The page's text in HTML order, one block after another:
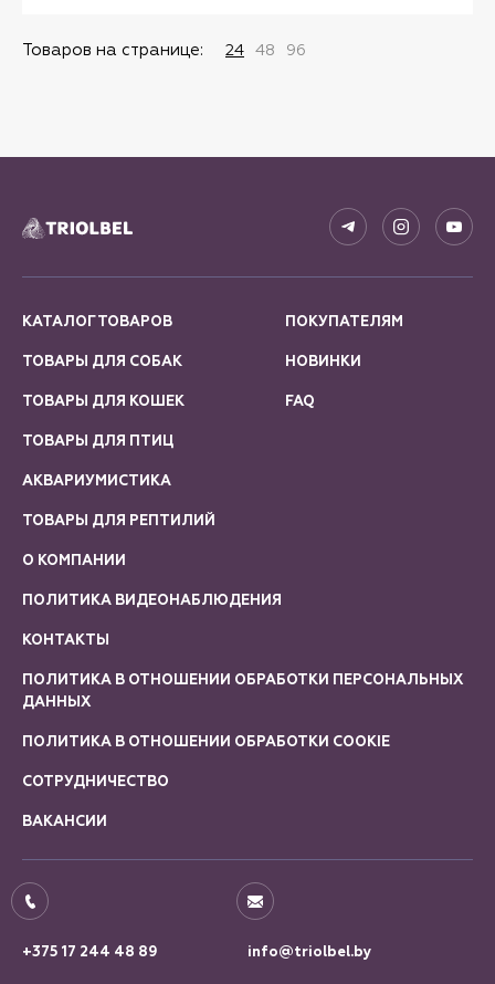
Товаров на странице: 24 48 96
КАТАЛОГ ТОВАРОВ
ТОВАРЫ ДЛЯ СОБАК
ТОВАРЫ ДЛЯ КОШЕК
ТОВАРЫ ДЛЯ ПТИЦ
АКВАРИУМИСТИКА
ТОВАРЫ ДЛЯ РЕПТИЛИЙ
ПОКУПАТЕЛЯМ
НОВИНКИ
FAQ
О КОМПАНИИ
ПОЛИТИКА ВИДЕОНАБЛЮДЕНИЯ
КОНТАКТЫ
ПОЛИТИКА В ОТНОШЕНИИ ОБРАБОТКИ ПЕРСОНАЛЬНЫХ
ДАННЫХ
ПОЛИТИКА В ОТНОШЕНИИ ОБРАБОТКИ COOKIE
СОТРУДНИЧЕСТВО
ВАКАНСИИ
+375 17 244 48 89 info@triolbel.by